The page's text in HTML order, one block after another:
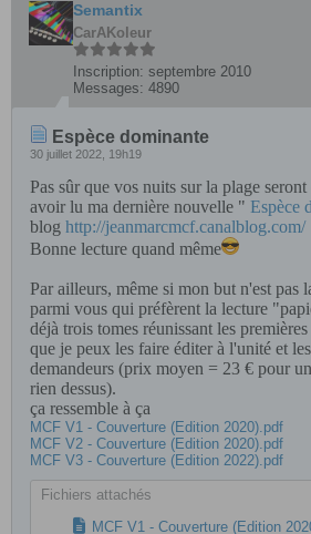
Semantix
CarAKoleur
Inscription: septembre 2010
Messages: 4890
Espèce dominante
30 juillet 2022, 19h19
Pas sûr que vos nuits sur la plage
avoir lu ma dernière nouvelle " Espèce
blog http://jeanmarcmcf.canalblog.com/
Bonne lecture quand même
Par ailleurs, même si mon but n'est pas
parmi vous qui préfèrent la lecture
déjà trois tomes réunissant les
que je peux les faire éditer à l'unité et
demandeurs (prix moyen = 23 € pour
rien dessus).
ça ressemble à ça
MCF V1 - Couverture (Edition 2020).pdf
MCF V2 - Couverture (Edition 2020).pdf
MCF V3 - Couverture (Edition 2022).pdf
Fichiers attachés
MCF V1 - Couverture (Edition